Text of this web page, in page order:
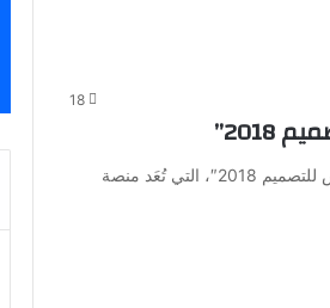
18
أعلنت شركة لكزس إنترناشيونال مؤخراً عن أسماء المتأهلين الـ 12 لنهائيات “جائزة لكزس للتصميم 2018″، التي تُعَد منصة